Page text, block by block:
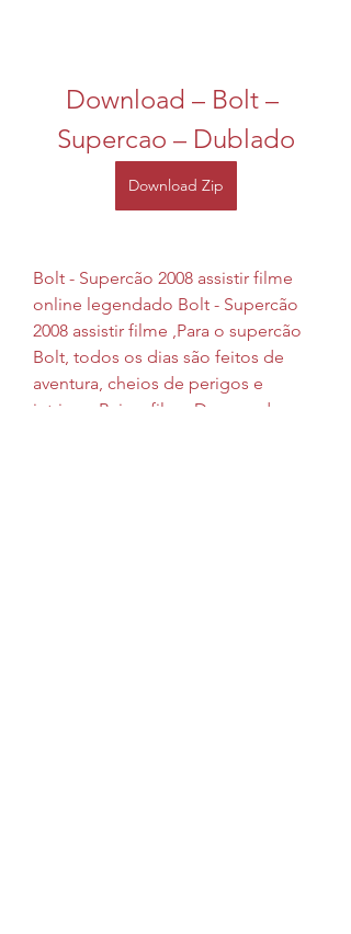
Download – Bolt –
Supercao – Dublado
Download Zip
Bolt - Supercão 2008 assistir filme
online legendado Bolt - Supercão
2008 assistir filme ,Para o supercão
Bolt, todos os dias são feitos de
aventura, cheios de perigos e
intrigas. Baixar filme Desperados